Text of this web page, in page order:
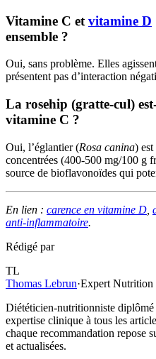
Vitamine C et vitamine D
ensemble ?
Oui, sans problème. Elles
présentent pas d’interaction
La rosehip (gratte-cul)
vitamine C ?
Oui, l’églantier (Rosa canina) est
concentrées (400-500 mg/100 g
source de bioflavonoïdes qui
En lien : carence en vitamine D
anti-inflammatoire.
Rédigé par
TL
Thomas Lebrun·Expert
Diététicien-nutritionniste
expertise clinique à tous les
chaque recommandation repose
et actualisées.